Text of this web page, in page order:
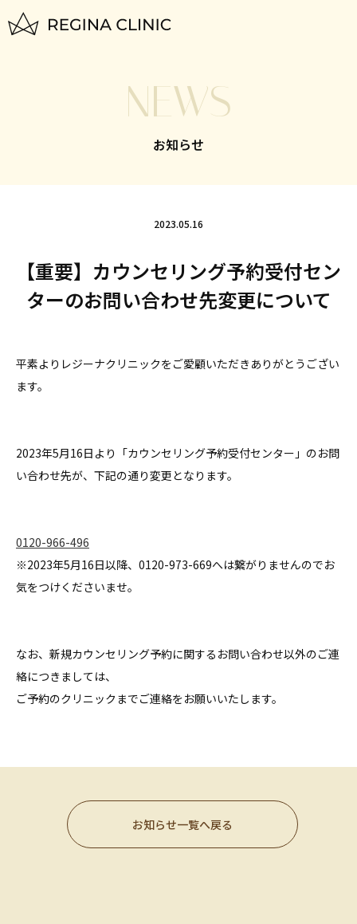
NIGHTLASE
美容治療
クリニック一覧
採用情報
MENS
NEWS
お知らせ
2023.05.16
【重要】カウンセリング予約受付セン
ターのお問い合わせ先変更について
平素よりレジーナクリニックをご愛顧いただきありがとうござい
ます。
2023年5月16日より「カウンセリング予約受付センター」のお問
い合わせ先が、下記の通り変更となります。
0120-966-496
※2023年5月16日以降、0120-973-669へは繋がりませんのでお
気をつけくださいませ。
なお、新規カウンセリング予約に関するお問い合わせ以外のご連
絡につきましては、
ご予約のクリニックまでご連絡をお願いいたします。
お知らせ一覧へ戻る